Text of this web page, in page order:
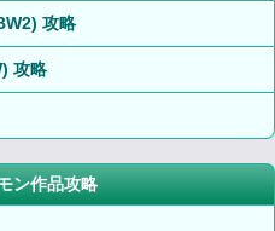
攻略
攻略
ン作品攻略